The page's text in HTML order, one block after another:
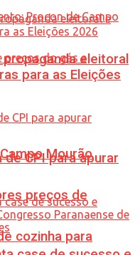
Mourão
preços de
cozinha para
eleitoral
para as Eleições
CPI para apurar